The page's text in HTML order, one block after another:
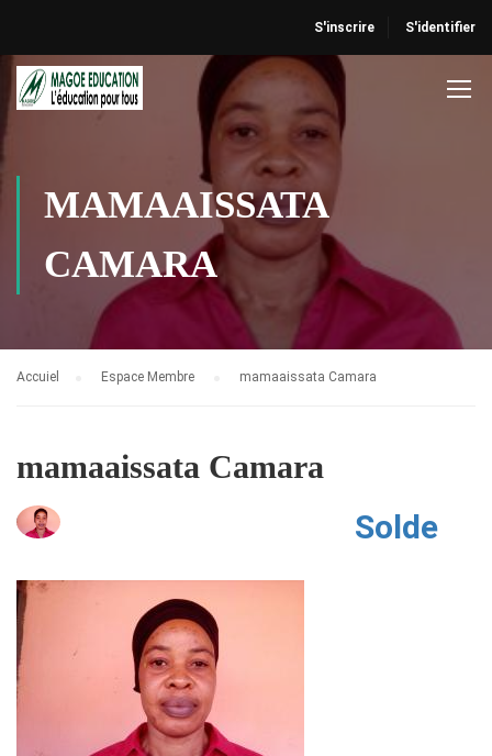
S'inscrire S'identifier
MAMAAISSATA
CAMARA
Accuiel Espace Membre mamaaissata Camara
mamaaissata Camara
Solde